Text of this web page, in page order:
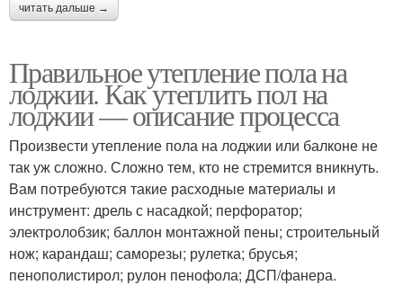
читать дальше →
Правильное утепление пола на
лоджии. Как утеплить пол на
лоджии — описание процесса
Произвести утепление пола на лоджии или балконе не
так уж сложно. Сложно тем, кто не стремится вникнуть.
Вам потребуются такие расходные материалы и
инструмент: дрель с насадкой; перфоратор;
электролобзик; баллон монтажной пены; строительный
нож; карандаш; саморезы; рулетка; брусья;
пенополистирол; рулон пенофола; ДСП/фанера.